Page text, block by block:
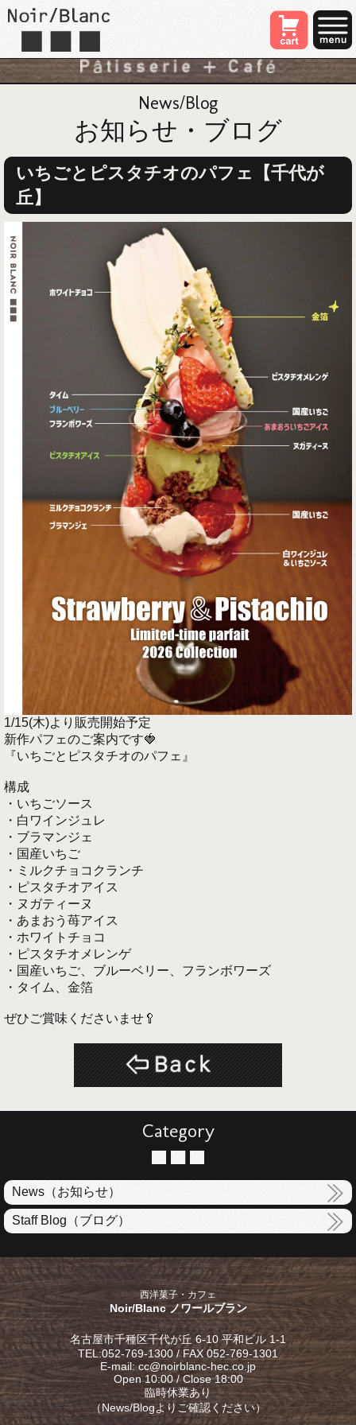
News/Blog
お知らせ・ブログ
いちごとピスタチオのパフェ【千代が
丘】
1/15(木)より販売開始予定
新作パフェのご案内です🍓
『いちごとピスタチオのパフェ』
構成
・いちごソース
・白ワインジュレ
・ブラマンジェ
・国産いちご
・ミルクチョコクランチ
・ピスタチオアイス
・ヌガティーヌ
・あまおう苺アイス
・ホワイトチョコ
・ピスタチオメレンゲ
・国産いちご、ブルーベリー、フランボワーズ
・タイム、金箔
ぜひご賞味くださいませ🥄
Category
News（お知らせ）
Staff Blog（ブログ）
西洋菓子・カフェ
Noir/Blanc ノワールブラン
名古屋市千種区千代が丘 6-10 平和ビル 1-1
TEL:052-769-1300 / FAX 052-769-1301
E-mail: cc@noirblanc-hec.co.jp
Open 10:00 / Close 18:00
臨時休業あり
（News/Blogよりご確認ください）